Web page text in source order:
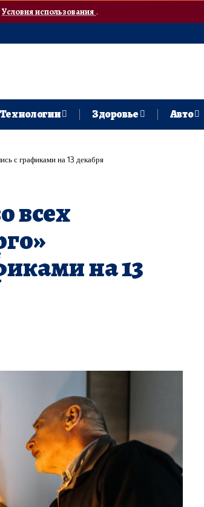
Условия использования.
Технологии Здоровье Авто
с графиками на 13 декабря
всех
на 13